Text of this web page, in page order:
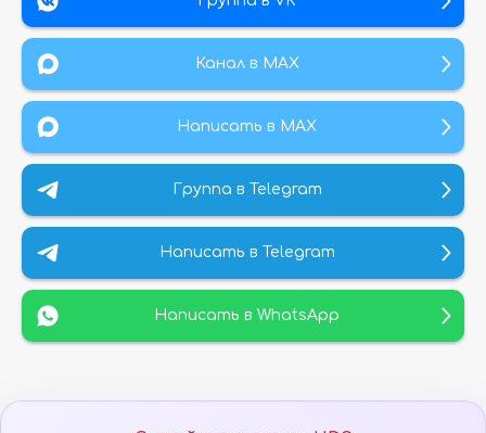
Канал в МАХ
Написать в MAX
Группа в Telegram
Написать в Telegram
Написать в WhatsApp